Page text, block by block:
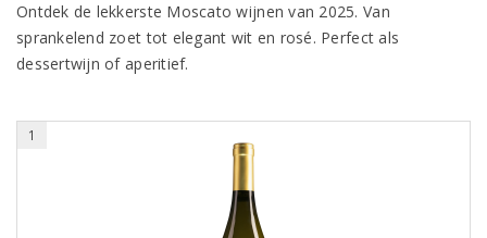
Ontdek de lekkerste Moscato wijnen van 2025. Van
sprankelend zoet tot elegant wit en rosé. Perfect als
dessertwijn of aperitief.
1